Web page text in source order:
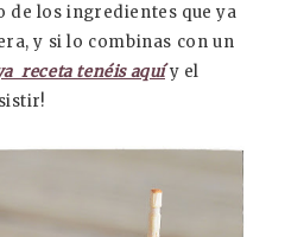
de los ingredientes que ya
y si lo combinas con un
receta tenéis aquíy el